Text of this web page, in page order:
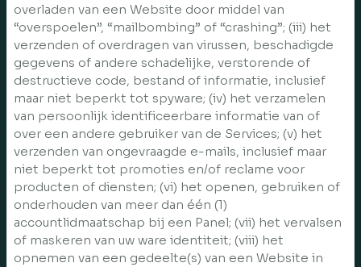
overladen van een Website door middel van
“overspoelen”, “mailbombing” of “crashing”; (iii) het
verzenden of overdragen van virussen, beschadigde
gegevens of andere schadelijke, verstorende of
destructieve code, bestand of informatie, inclusief
maar niet beperkt tot spyware; (iv) het verzamelen
van persoonlijk identificeerbare informatie van of
over een andere gebruiker van de Services; (v) het
verzenden van ongevraagde e-mails, inclusief maar
niet beperkt tot promoties en/of reclame voor
producten of diensten; (vi) het openen, gebruiken of
onderhouden van meer dan één (1)
accountlidmaatschap bij een Panel; (vii) het vervalsen
of maskeren van uw ware identiteit; (viii) het
opnemen van een gedeelte(s) van een Website in